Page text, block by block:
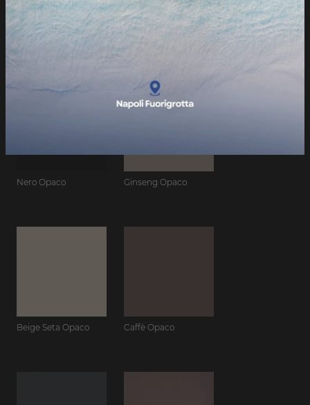
Nebbia Opaco
Nero Opaco Ginseng Opaco
Beige Seta Opaco Caffè Opaco